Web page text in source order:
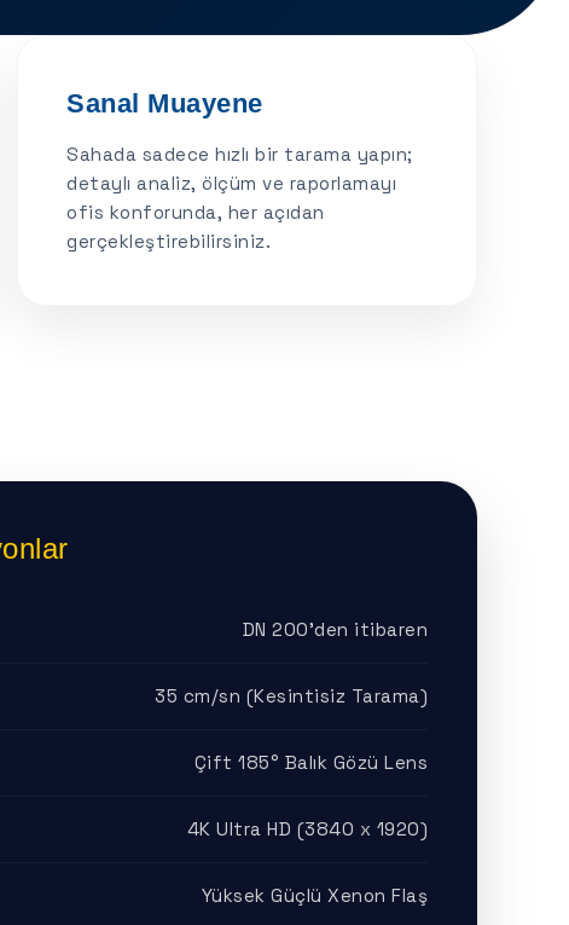
Sanal Muayene
Sahada sadece hızlı bir tarama yapın;
detaylı analiz, ölçüm ve raporlamayı
ofis konforunda, her açıdan
gerçekleştirebilirsiniz.
DN 200'den itibaren
35 cm/sn (Kesintisiz Tarama)
Çift 185° Balık Gözü Lens
4K Ultra HD (3840 x 1920)
Yüksek Güçlü Xenon Flaş